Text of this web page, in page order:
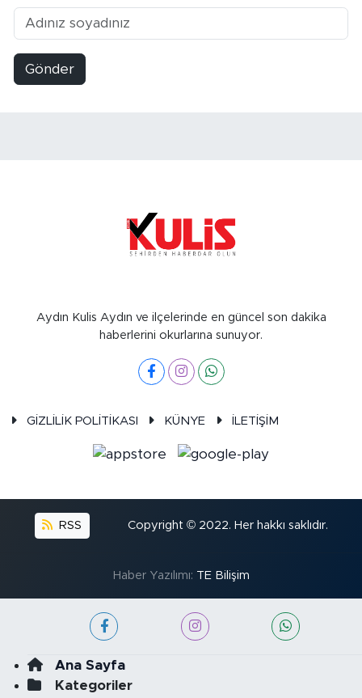
Gönder
Aydın Kulis Aydın ve ilçelerinde en güncel son dakika
haberlerini okurlarına sunuyor.
GİZLİLİK POLİTİKASI KÜNYE İLETİŞİM
RSS Copyright © 2022. Her hakkı saklıdır.
Haber Yazılımı: TE Bilişim
Ana Sayfa
Kategoriler